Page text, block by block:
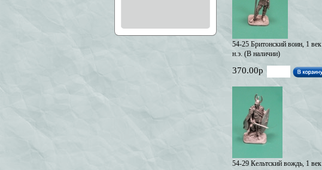
54-25 Бритонский воин, 1 век
н.э. (В наличии)
370.00р
54-29 Кельтский вождь, 1 век